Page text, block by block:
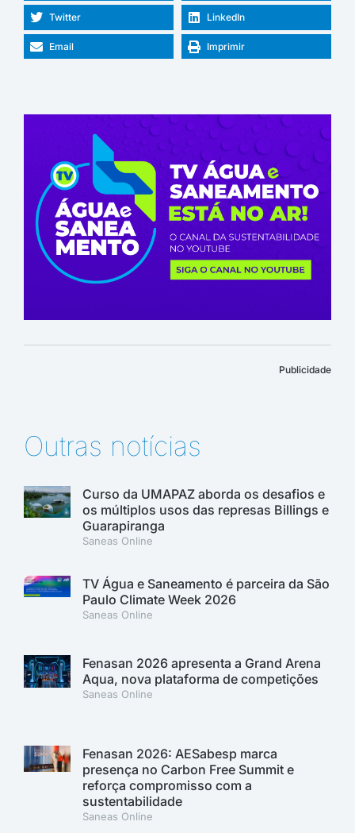
Twitter LinkedIn
Email Imprimir
Publicidade
Outras notícias
Curso da UMAPAZ aborda os desafios e
os múltiplos usos das represas Billings e
Guarapiranga
Saneas Online
TV Água e Saneamento é parceira da São
Paulo Climate Week 2026
Saneas Online
Fenasan 2026 apresenta a Grand Arena
Aqua, nova plataforma de competições
Saneas Online
Fenasan 2026: AESabesp marca
presença no Carbon Free Summit e
reforça compromisso com a
sustentabilidade
Saneas Online